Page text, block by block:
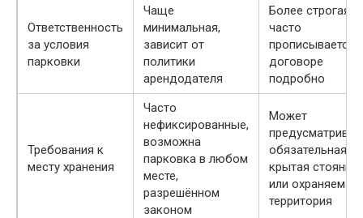
Ответственность
за условия
парковки
Чаще
минимальная,
зависит от
политики
арендодателя
Более строгая,
часто
прописывается
договоре
подробно
Требования к
месту хранения
Часто
нефиксированные,
возможна
парковка в любом
месте,
разрешённом
законом
Может
обязательная
крытая стоянка
или охраняемая
территория